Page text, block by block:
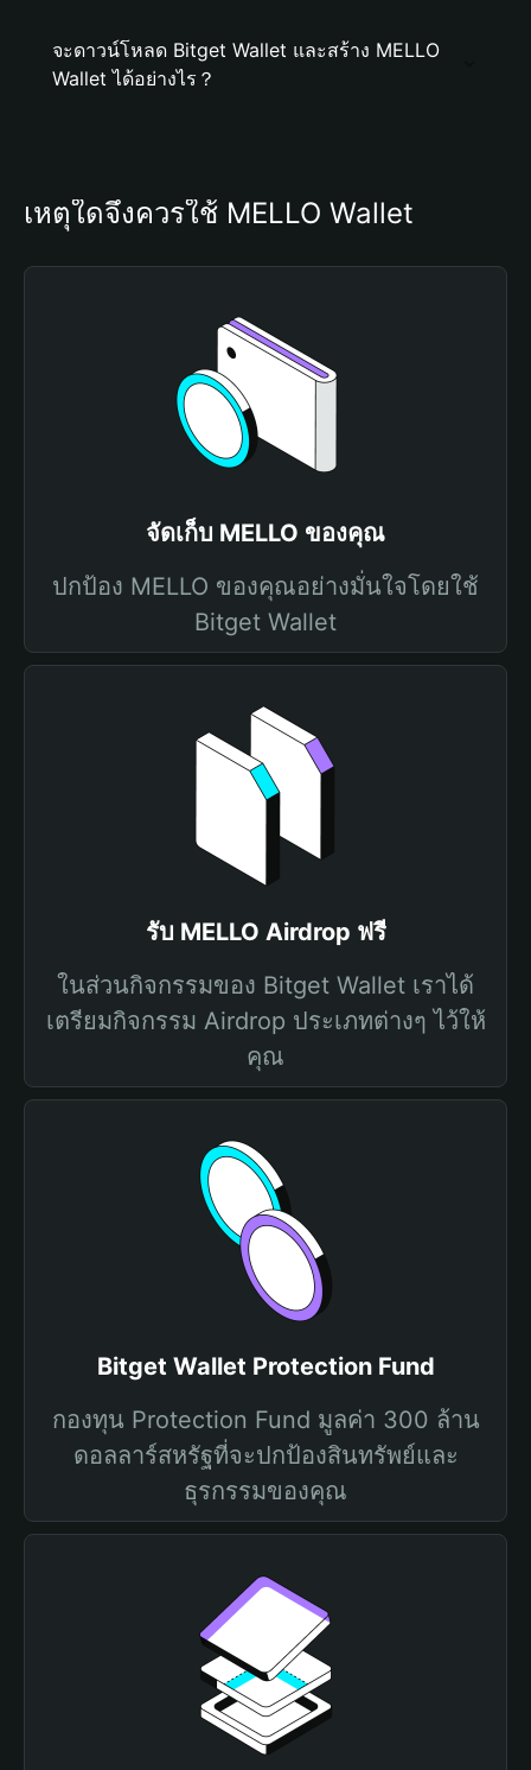
จะดาวน์โหลด Bitget Wallet และสร้าง MELLO
Wallet ได้อย่างไร？
เหตุใดจึงควรใช้ MELLO Wallet
จัดเก็บ MELLO ของคุณ
ปกป้อง MELLO ของคุณอย่างมั่นใจโดยใช้
Bitget Wallet
รับ MELLO Airdrop ฟรี
ในส่วนกิจกรรมของ Bitget Wallet เราได้
เตรียมกิจกรรม Airdrop ประเภทต่างๆ ไว้ให้
คุณ
Bitget Wallet Protection Fund
กองทุน Protection Fund มูลค่า 300 ล้าน
ดอลลาร์สหรัฐที่จะปกป้องสินทรัพย์และ
ธุรกรรมของคุณ